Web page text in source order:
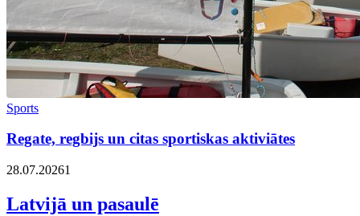
Sports
Regate, regbijs un citas sportiskas aktiviātes
28.07.20261
Latvijā un pasaulē